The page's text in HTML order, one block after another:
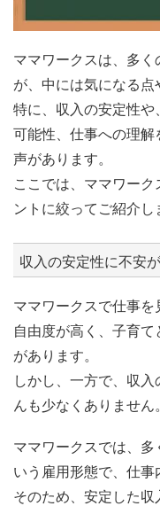
ママワークスは、多
が、中には気になる点
特に、収入の安定性や
可能性、仕事への理解
声があります。
ここでは、ママワー
ントに絞ってご紹介し
収入の安定性に不安
ママワークスで仕事
自由度が高く、子育
があります。
しかし、一方で、収
んも少なくありません
ママワークスでは、多
いう雇用形態で、仕事
そのため、安定した